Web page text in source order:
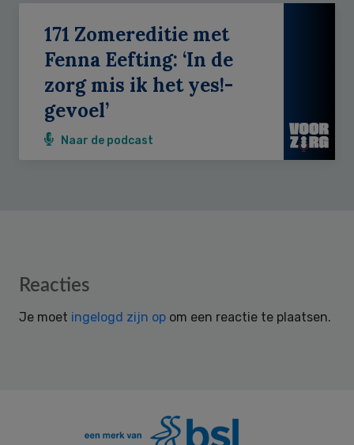
171 Zomereditie met
Fenna Eefting: ‘In de
zorg mis ik het yes!-
gevoel’
Naar de podcast
Reader
Reacties
Je moet ingelogd zijn op om een reactie te plaatsen.